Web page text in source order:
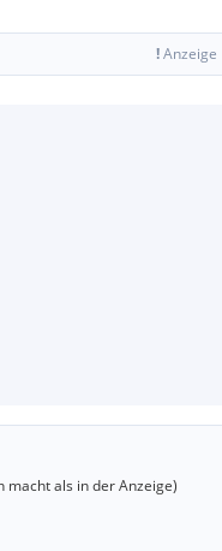
!Anzeige
als in der Anzeige)